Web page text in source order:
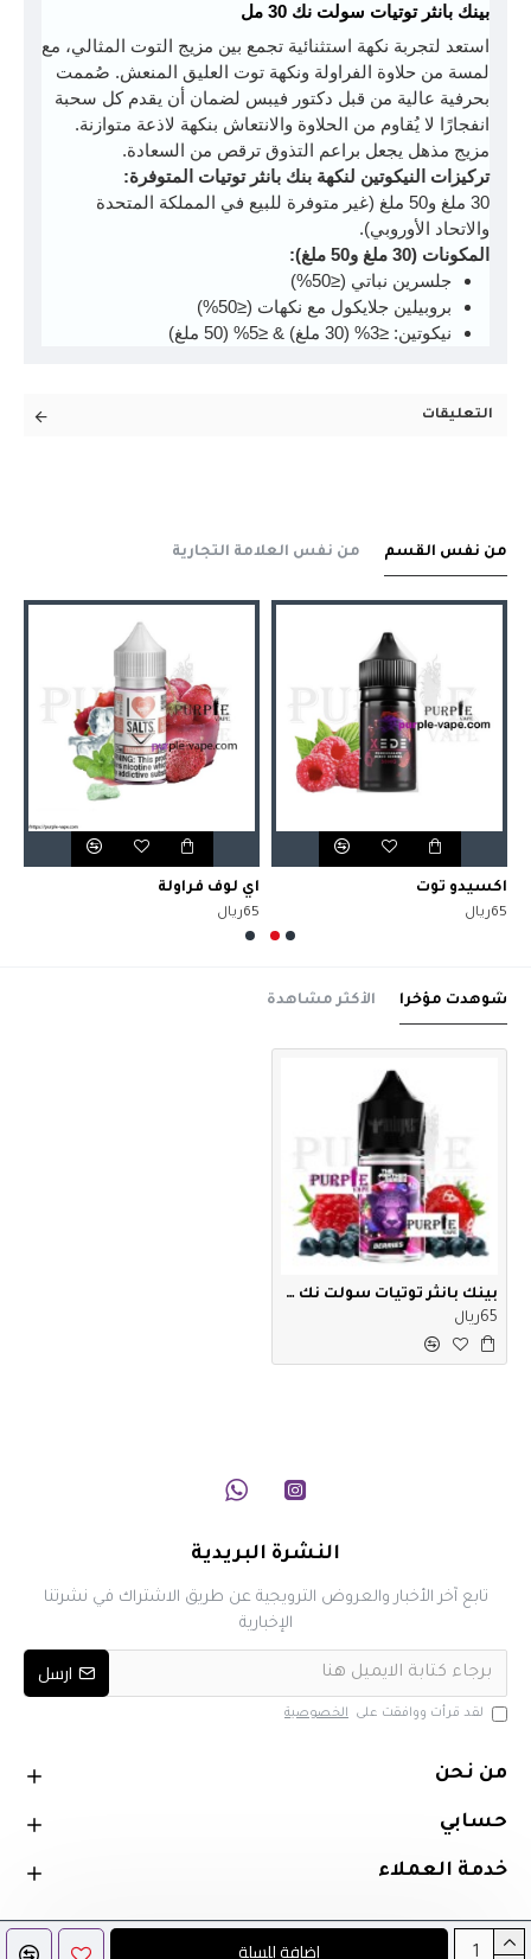
اضافة للسلة
بينك بانثر توتيات سولت نك 30 مل
استعد لتجربة نكهة استثنائية تجمع بين مزيج التوت المثالي، مع
لمسة من حلاوة الفراولة ونكهة توت العليق المنعش. صُممت
بحرفية عالية من قبل دكتور فيبس لضمان أن يقدم كل سحبة
انفجارًا لا يُقاوم من الحلاوة والانتعاش بنكهة لاذعة متوازنة.
مزيج مذهل يجعل براعم التذوق ترقص من السعادة.
تركيزات النيكوتين لنكهة بنك بانثر توتيات المتوفرة:
30 ملغ و50 ملغ (غير متوفرة للبيع في المملكة المتحدة
والاتحاد الأوروبي).
المكونات (30 ملغ و50 ملغ):
جلسرين نباتي (≤50%)
بروبيلين جلايكول مع نكهات (≤50%)
نيكوتين: ≤3% (30 ملغ) & ≤5% (50 ملغ)
التعليقات
من نفس القسم من نفس العلامة التجارية
اكسيدو توت
65ريال
اي لوف فراولة
65ريال
شوهدت مؤخرا الأكثر مشاهدة
بينك بانثر توتيات سولت نك 30 مل
65ريال
النشرة البريدية
تابع آخر الأخبار والعروض الترويجية عن طريق الاشتراك في نشرتنا
الإخبارية
ارسل
لقد قرأت ووافقت على الخصوصية
من نحن
حسابي
خدمة العملاء